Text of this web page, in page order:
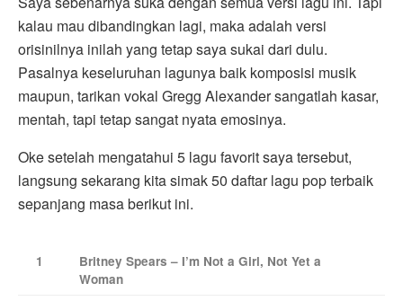
kalau mau dibandingkan lagi, maka adalah versi
orisinilnya inilah yang tetap saya sukai dari dulu.
Pasalnya keseluruhan lagunya baik komposisi musik
maupun, tarikan vokal Gregg Alexander sangatlah kasar,
mentah, tapi tetap sangat nyata emosinya.
Oke setelah mengatahui 5 lagu favorit saya tersebut,
langsung sekarang kita simak 50 daftar lagu pop terbaik
sepanjang masa berikut ini.
1
Britney Spears – I’m Not a Girl, Not Yet a
Woman